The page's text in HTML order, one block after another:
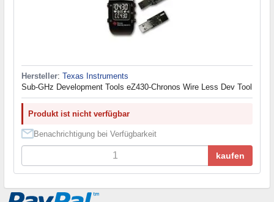
Hersteller: Texas Instruments
Sub-GHz Development Tools eZ430-Chronos Wire Less Dev Tool
Produkt ist nicht verfügbar
Benachrichtigung bei Verfügbarkeit
kaufen